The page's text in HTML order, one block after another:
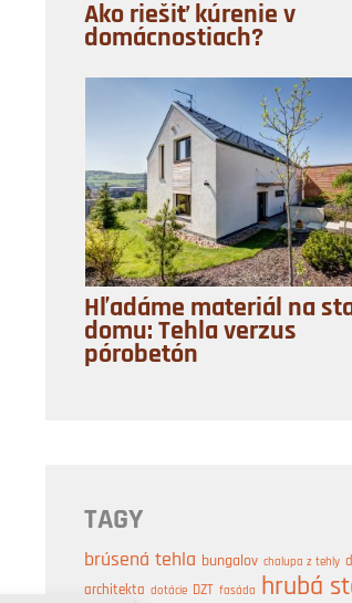
Ako riešiť kúrenie v
domácnostiach?
Hľadáme materiál na
domu: Tehla verzus
pórobetón
TAGY
brúsená tehla bungalov chalupa z tehly
architekta dotácie DZT fasáda hrubá